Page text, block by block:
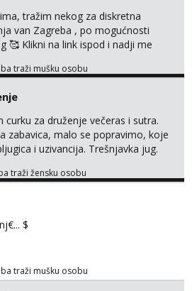
tražim nekog za diskretna
van Zagreba , po mogućnosti
🥰 Klikni na link ispod i nadji me
traži mušku osobu
curku za druženje večeras i sutra.
zabavica, malo se popravimo, koje
i uzivancija. Trešnjavka jug.
the past We're jammin' And I hope
traži žensku osobu
$
traži mušku osobu